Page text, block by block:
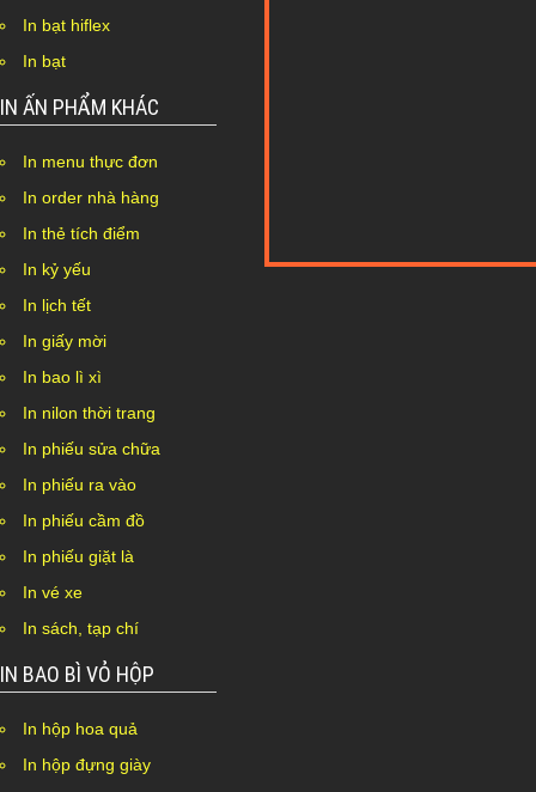
In bạt hiflex
In bạt
IN ẤN PHẨM KHÁC
In menu thực đơn
In order nhà hàng
In thẻ tích điểm
In kỷ yếu
In lịch tết
In giấy mời
In bao lì xì
In nilon thời trang
In phiếu sửa chữa
In phiếu ra vào
In phiếu cầm đồ
In phiếu giặt là
In vé xe
In sách, tạp chí
IN BAO BÌ VỎ HỘP
In hộp hoa quả
In hộp đựng giày